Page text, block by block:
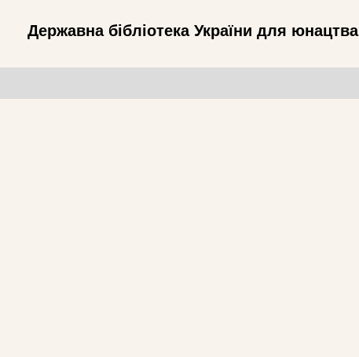
Державна бібліотека України для юнацтва